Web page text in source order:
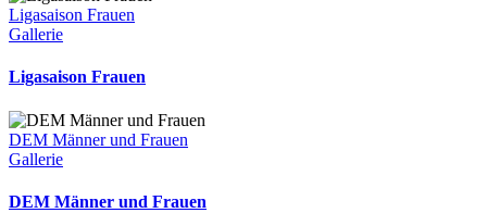
Ligasaison Frauen
Gallerie
Ligasaison Frauen
DEM Männer und Frauen
Gallerie
DEM Männer und Frauen